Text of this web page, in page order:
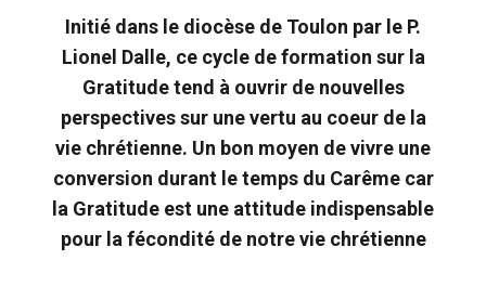
Initié dans le diocèse de Toulon par le P.
Lionel Dalle, ce cycle de formation sur la
Gratitude tend à ouvrir de nouvelles
perspectives sur une vertu au coeur de la
vie chrétienne. Un bon moyen de vivre une
conversion durant le temps du Carême car
la Gratitude est une attitude indispensable
pour la fécondité de notre vie chrétienne